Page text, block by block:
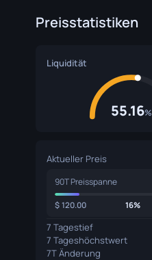
Preisstatistiken
Liquidität
55.16%
Aktueller Preis
90T Preisspanne
120.00 16%
7 Tagestief
7 Tageshöchstwert
7T Änderung